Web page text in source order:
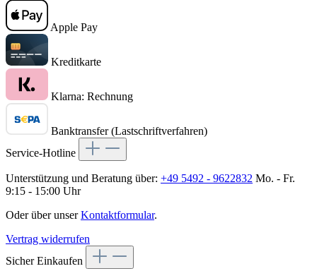
Apple Pay
Kreditkarte
Klarna: Rechnung
Banktransfer (Lastschriftverfahren)
Service-Hotline
Unterstützung und Beratung über: +49 5492 - 9622832 Mo. - Fr.
9:15 - 15:00 Uhr
Oder über unserKontaktformular.
Vertrag widerrufen
Sicher Einkaufen